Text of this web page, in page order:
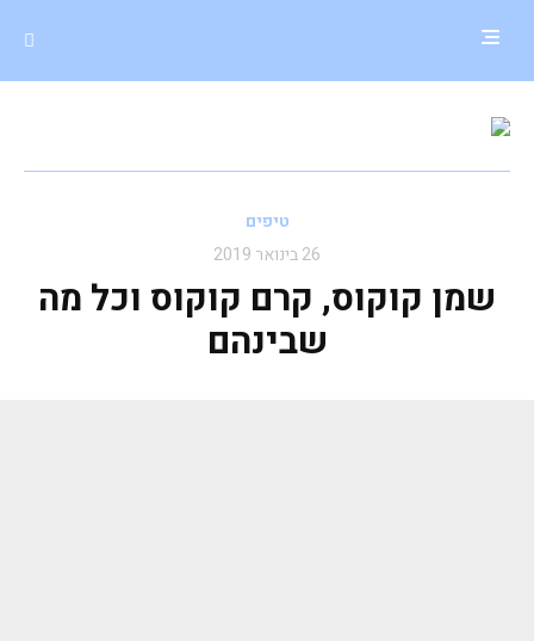
טיפים
26 בינואר 2019
שמן קוקוס, קרם קוקוס וכל מה
שבינהם